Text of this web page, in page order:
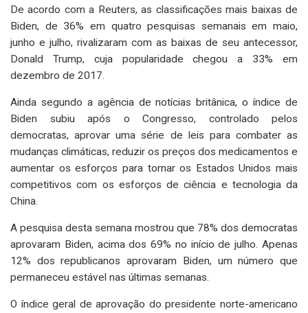
De acordo com a Reuters, as classificações mais baixas de
Biden, de 36% em quatro pesquisas semanais em maio,
junho e julho, rivalizaram com as baixas de seu antecessor,
Donald Trump, cuja popularidade chegou a 33% em
dezembro de 2017.
Ainda segundo a agência de notícias britânica, o índice de
Biden subiu após o Congresso, controlado pelos
democratas, aprovar uma série de leis para combater as
mudanças climáticas, reduzir os preços dos medicamentos e
aumentar os esforços para tornar os Estados Unidos mais
competitivos com os esforços de ciência e tecnologia da
China.
A pesquisa desta semana mostrou que 78% dos democratas
aprovaram Biden, acima dos 69% no início de julho. Apenas
12% dos republicanos aprovaram Biden, um número que
permaneceu estável nas últimas semanas.
O índice geral de aprovação do presidente norte-americano